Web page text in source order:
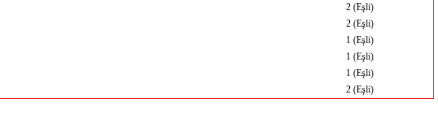
2 (Eşli)
2 (Eşli)
1 (Eşli)
1 (Eşli)
1 (Eşli)
2 (Eşli)